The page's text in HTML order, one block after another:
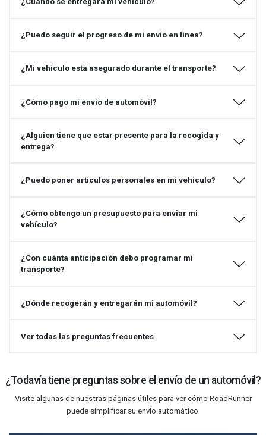
¿Puedo seguir el progreso de mi envío en línea?
¿Mi vehículo está asegurado durante el transporte?
¿Cómo pago mi envío de automóvil?
¿Alguien tiene que estar presente para la recogida y
entrega?
¿Puedo poner artículos personales en mi vehículo?
¿Cómo obtengo un presupuesto para enviar mi
vehículo?
¿Con cuánta anticipación debo programar mi
transporte?
¿Dónde recogerán y entregarán mi automóvil?
Ver todas las preguntas frecuentes
¿Todavía tiene preguntas sobre el envío de un automóvil?
Visite algunas de nuestras páginas útiles para ver cómo RoadRunner
puede simplificar su envío automático.